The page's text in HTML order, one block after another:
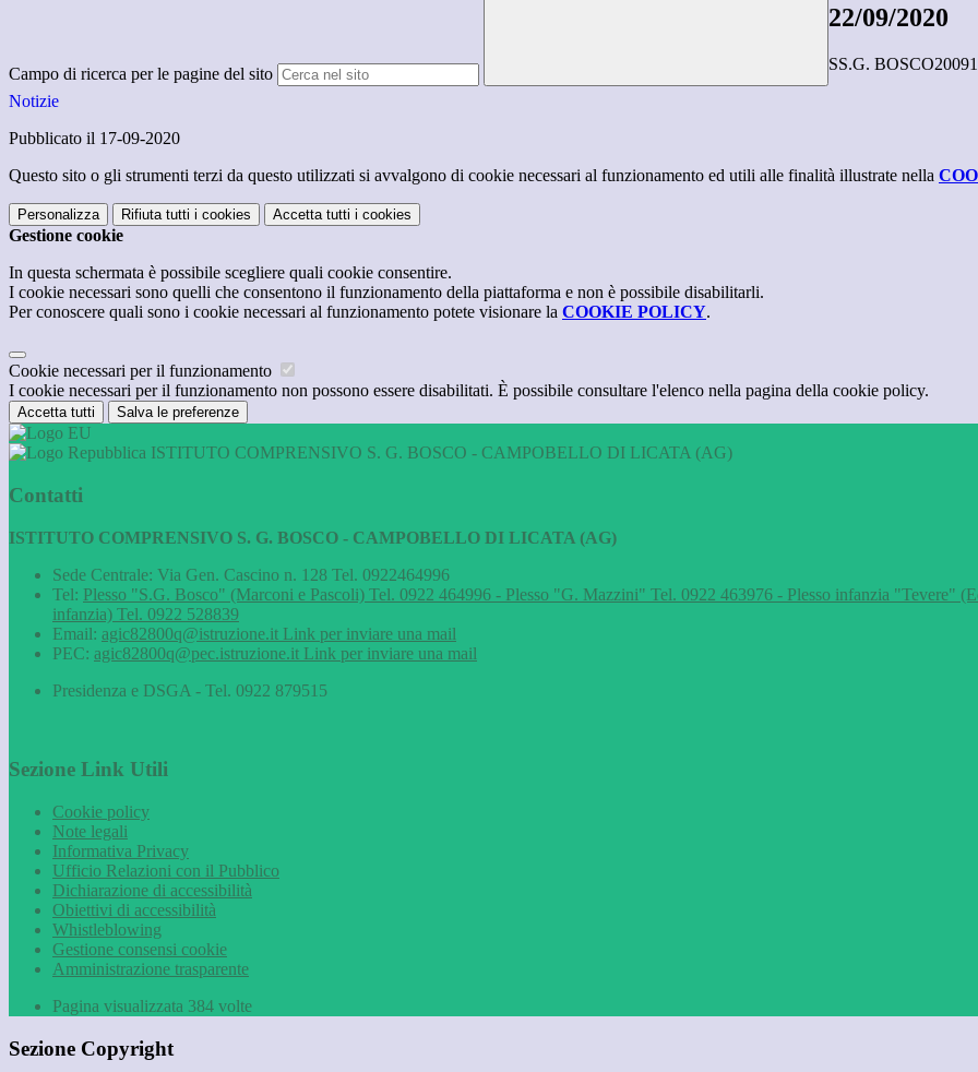
Campo di ricerca per le pagine del sito
22/09/2020
SS.G.
Notizie
Pubblicato il 17-09-2020
Questo sito o gli strumenti terzi da questo utilizzati si avvalgono di cookie necessari al funzionamento ed utili alle finalità illustrate nella
Personalizza Rifiuta tutti i cookies Accetta tutti i cookies
Gestione cookie
In questa schermata è possibile scegliere quali cookie consentire.
I cookie necessari sono quelli che consentono il funzionamento della piattaforma e non è possibile disabilitarli.
Per conoscere quali sono i cookie necessari al funzionamento potete visionare la COOKIE POLICY.
Cookie necessari per il funzionamento
I cookie necessari per il funzionamento non possono essere disabilitati. È possibile consultare l'elenco nella pagina della cookie policy.
Accetta tutti Salva le preferenze
ISTITUTO COMPRENSIVO S. G. BOSCO - CAMPOBELLO DI LICATA (AG)
Contatti
ISTITUTO COMPRENSIVO S. G. BOSCO - CAMPOBELLO DI LICATA (AG)
Sede Centrale: Via Gen. Cascino n. 128 Tel. 0922464996
Tel: Plesso "S.G. Bosco" (Marconi e Pascoli) Tel. 0922 464996 - Plesso "G. Mazzini" Tel. 0922 463976 - Plesso infanzia "Tevere"
infanzia) Tel. 0922 528839
Email: agic82800q@istruzione.it Link per inviare una mail
PEC: agic82800q@pec.istruzione.it Link per inviare una mail
Presidenza e DSGA - Tel. 0922 879515
Sezione Link Utili
Cookie policy
Note legali
Informativa Privacy
Ufficio Relazioni con il Pubblico
Dichiarazione di accessibilità
Obiettivi di accessibilità
Whistleblowing
Gestione consensi cookie
Amministrazione trasparente
Pagina visualizzata 384 volte
Sezione Copyright